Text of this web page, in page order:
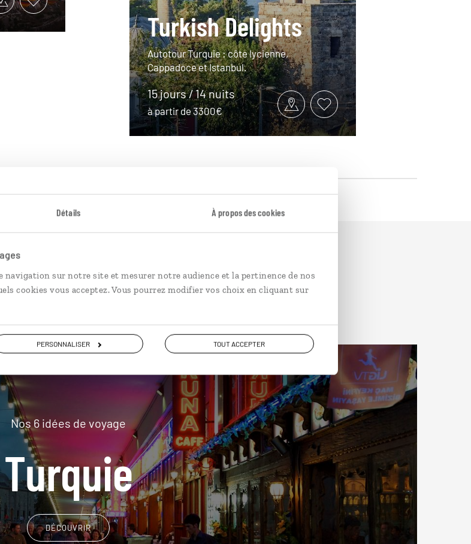
Détails À propos des cookies
sur notre site et mesurer notre audience et la pertinence de nos
cookies vous acceptez. Vous pourrez modifier vos choix en cliquant sur
PERSONNALISER TOUT ACCEPTER
Turkish Delights
Autotour Turquie : côte lycienne,
Cappadoce et Istanbul.
15 jours / 14 nuits
à partir de 3300€
Nos 6 idées de voyage
Turquie
DÉCOUVRIR